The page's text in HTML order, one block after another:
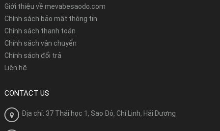
Giới thiệu về mevabesaodo.com
Chính sách bảo mật thông tin
Chính sách thanh toán
Chính sách vận chuyển
Chính sách đổi trả
Liên hệ
CONTACT US
Địa chỉ: 37 Thái học 1, Sao Đỏ, Chí Linh, Hải Dương